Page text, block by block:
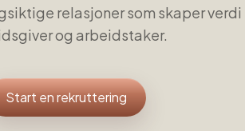
relasjoner som skaper
og arbeidstaker.
Start en rekruttering